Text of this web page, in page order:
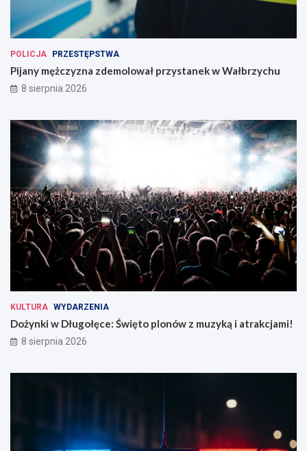
POLICJA PRZESTĘPSTWA
Pijany mężczyzna zdemolował przystanek w Wałbrzychu
8 sierpnia 2026
KULTURA WYDARZENIA
Dożynki w Długołęce: Święto plonów z muzyką i atrakcjami!
8 sierpnia 2026